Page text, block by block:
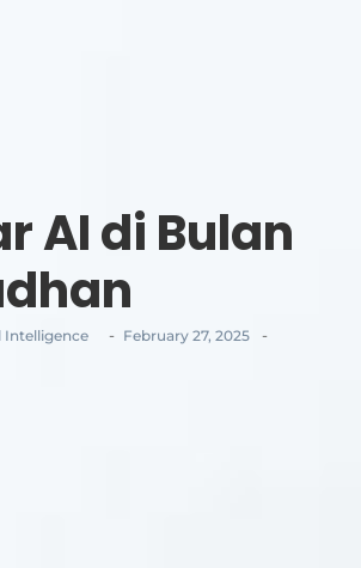
AI di Bulan
Intelligence - February 27, 2025 -